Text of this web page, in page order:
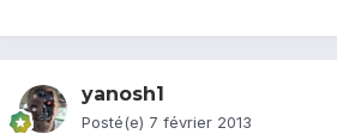
yanosh1
Posté(e) 7 février 2013